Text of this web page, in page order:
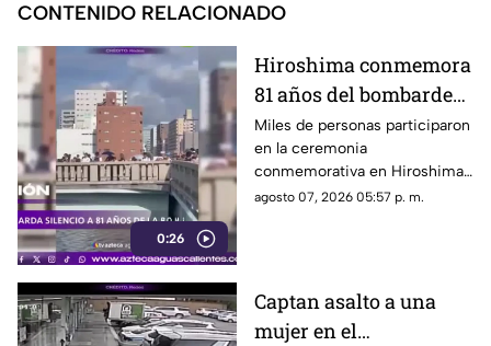
CONTENIDO RELACIONADO
0:26
Hiroshima conmemora
81 años del bombardeo
atómico con un minuto
de silencio
Miles de personas participaron
en la ceremonia
conmemorativa en Hiroshima,
donde se recordó a las
agosto 07, 2026 05:57 p. m.
Captan asalto a una
mujer en el